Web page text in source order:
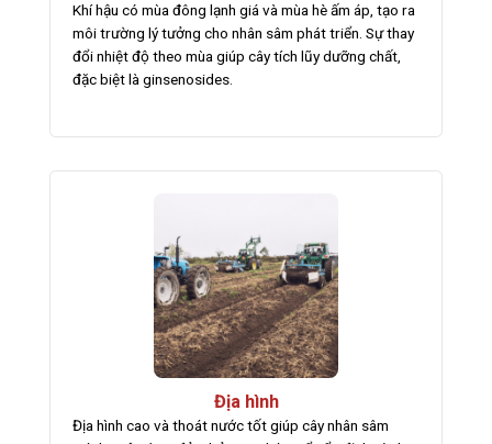
Khí hậu có mùa đông lạnh giá và mùa hè ấm áp, tạo ra
môi trường lý tưởng cho nhân sâm phát triển. Sự thay
đổi nhiệt độ theo mùa giúp cây tích lũy dưỡng chất,
đặc biệt là ginsenosides.
Địa hình
Địa hình cao và thoát nước tốt giúp cây nhân sâm